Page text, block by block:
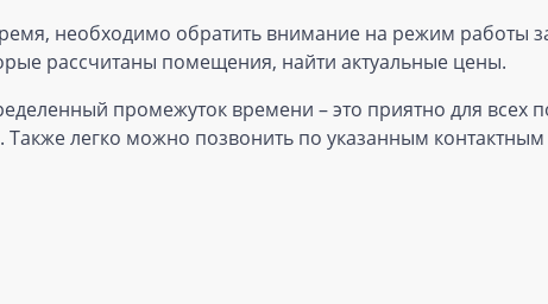
необходимо обратить внимание на режим работы
рассчитаны помещения, найти актуальные цены.
промежуток времени – это приятно для всех
Также легко можно позвонить по указанным